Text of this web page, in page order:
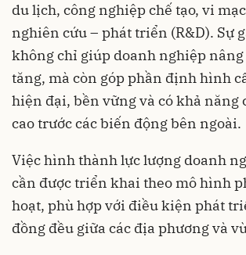
du lịch, công nghiệp chế tạo, vi
nghiên cứu – phát triển (R&D). Sự
không chỉ giúp doanh nghiệp
tăng, mà còn góp phần định hình
hiện đại, bền vững và có khả năng
cao trước các biến động bên ngoài.
Việc hình thành lực lượng doanh
cần được triển khai theo mô hình
hoạt, phù hợp với điều kiện phát
đồng đều giữa các địa phương và